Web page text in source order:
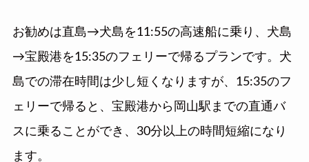
お勧めは直島→犬島を11:55の高速船に乗り、犬島
→宝殿港を15:35のフェリーで帰るプランです。犬
島での滞在時間は少し短くなりますが、15:35のフ
ェリーで帰ると、宝殿港から岡山駅までの直通バ
スに乗ることができ、30分以上の時間短縮になり
ます。